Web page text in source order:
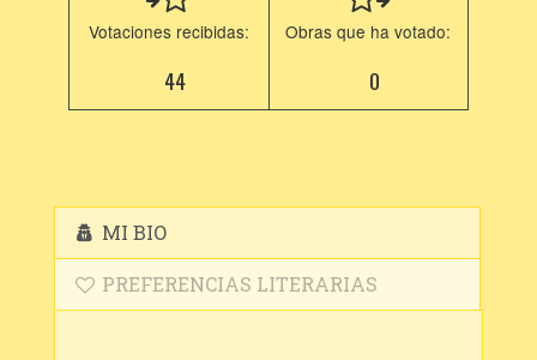
Votaciones recibidas:
44
Obras que ha votado:
0
MI BIO
PREFERENCIAS LITERARIAS